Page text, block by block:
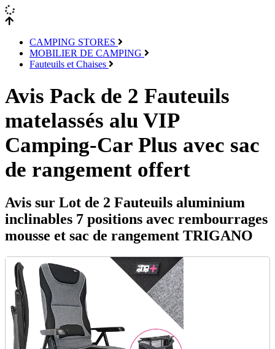
CAMPING STORES
MOBILIER DE CAMPING
Fauteuils et Chaises
Avis Pack de 2 Fauteuils
matelassés alu VIP
Camping-Car Plus avec sac
de rangement offert
Avis sur Lot de 2 Fauteuils aluminium
inclinables 7 positions avec rembourrages
mousse et sac de rangement TRIGANO